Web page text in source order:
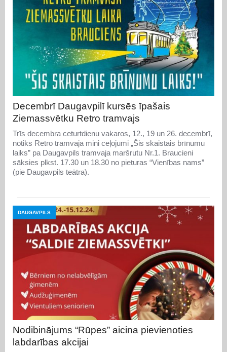
Decembrī Daugavpilī kursēs īpašais
Ziemassvētku Retro tramvajs
Trīs decembra ceturtdienu vakaros, 12., 19 un 26. decembrī,
notiks Retro tramvaja mini ceļojumi „Šis skaistais brīnumu
laiks” pa Daugavpils tramvaja maršrutu Nr.1. Braucieni
sāksies plkst. 17.30 un 18.30 no pieturas “Vienības nams”
(pie Daugavpils teātra).
DAUGAVPILS
Nodibinājums “Rūpes” aicina pievienoties
labdarības akcijai